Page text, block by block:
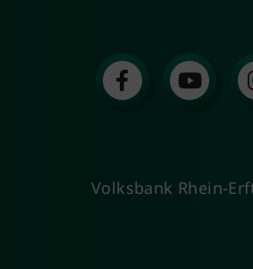
Volksbank Rhein-